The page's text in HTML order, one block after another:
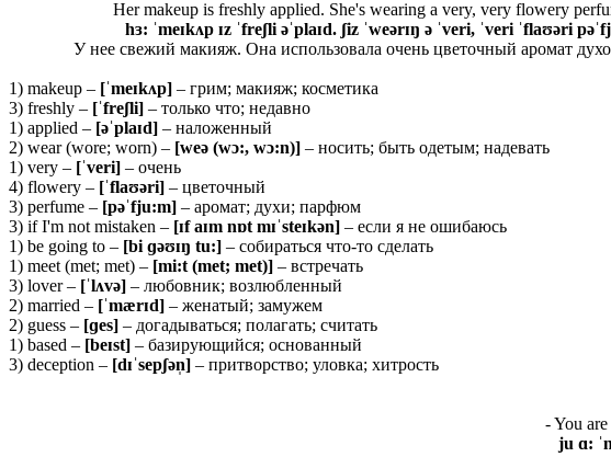
Her makeup is freshly applied. She's wearing a very, very flowery
hɜ: ˈmeɪkʌp ɪz ˈfreʃli əˈplaɪd. ʃiz ˈweərɪŋ ə ˈveri, ˈveri ˈflaʊəri
У нее свежий макияж. Она использовала очень цветочный аромат
1) makeup – [ˈmeɪkʌp] – грим; макияж; косметика
3) freshly – [ˈfreʃli] – только что; недавно
1) applied – [əˈplaɪd] – наложенный
2) wear (wore; worn) – [weə (wɔ:, wɔ:n)] – носить; быть одетым; надевать
1) very – [ˈveri] – очень
4) flowery – [ˈflaʊəri] – цветочный
3) perfume – [pəˈfju:m] – аромат; духи; парфюм
3) if I'm not mistaken – [ɪf aɪm nɒt mɪˈsteɪkən] – если я не ошибаюсь
1) be going to – [bi ɡəʊɪŋ tu:] – собираться что-то сделать
1) meet (met; met) – [mi:t (met; met)] – встречать
3) lover – [ˈlʌvə] – любовник; возлюбленный
2) married – [ˈmærɪd] – женатый; замужем
2) guess – [ɡes] – догадываться; полагать; считать
1) based – [beɪst] – базирующийся; основанный
3) deception – [dɪˈsepʃən̩] – притворство; уловка; хитрость
- You
ju ɑ: